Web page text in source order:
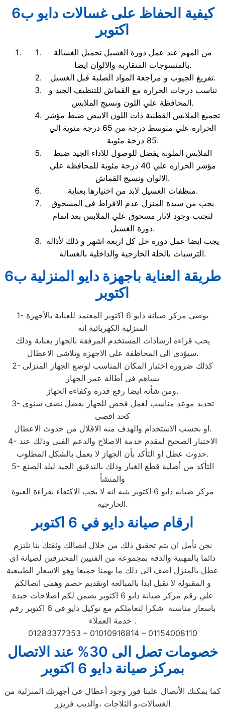
كيفية الحفاظ على غسالات دايو ب6
اكتوبر
من المهم عند عمل دورة الغسيل تحميل الغسالة
بالمنسوجات المتقاربة والالوان ايضا.
تفريغ الجيوب و مراجعة المواد الصلبة فبل الغسيل.
تناسب درجات الحرارة مع القماش للتنظيف الجيد و
المحافظة علي اللون ونسيج الملابس.
تجميع الملابس القطنية ذات اللون الابيض ضبط مؤشر
الحرارة علي متوسط درجة من 65 درجة مئوية الي
85 درحة مئوية.
الملابس الملونة يفضل للوصول للاداء الجيد ضبط
مؤشر الحرارة علي 40 درجة مئوية للمحافظة علي
الالوان ونسيج القماش.
منظفات الغسيل لابد من اختيارها بعناية.
يجب من سيدة المنزل عدم الافراط في المسحوق
لتجنب وجود لاثار مسحوق علي الملابس بعد اتمام
دورة الغسيل.
يجب ايضا عمل دورة خل كل اربعة اشهر و ذلك لأذالة
الترسبات بالحلة الخارجية والداخلية بالغسالة.
طريقة العناية باجهزة دايو المنزلية ب6
اكتوبر
1- يوصى مركز صيانه دايو 6 اكتوبر المعتمد للعناية بالأجهزة
المنزلية الكهربائية انه
يجب قراءة ارشادات المستخدم المرفقة بالجهاز بعناية وذلك
سيؤدى الى المحاظفة على الاجهزة وتلاشى الاعطال.
2- كذلك ضرورة اختيار المكان المناسب لوضع الجهاز المنزلى
يساهم فى أطالة عمر الجهاز
ومن شأنه ايضا رفع قدرة وكفاءة الجهاز.
3- تحديد موعد مناسب لعمل فحص للجهاز يفضل نصف سنوى
كحد اقصى
او بحسب الاستخدام والهدف منه الاقلال من حدوث الاعطال.
4- الاختيار الصحيح لمقدم خدمة الاصلاح والدعم الفنى وذلك عند
حدوث عطل او التأكد بأن الجهاز لا يعمل بالشكل المطلوب.
5- التأكد من أصلية قطع الغيار وذلك بالتدقيق الجيد لبلد الصنع
والمنشأ
مركز صيانه دايو 6 اكتوبر ينبه انه لا يجب الاكتفاء بقراءة العبوة
الخارجية.
ارقام صيانة دايو في 6 اكتوبر
نحن نأمل ان يتم تحقيق ذلك من خلال اتصالك وثقتك بنا نلتزم
دائما بالمهنية والدقة بمجموعة من الفنيين المحترفين لصيانة اى
عطل بالمنزل اضف الى ذلك ما يهمنا جميعا وهو الاسعار الطبيعية
و المقبولة لا نقبل ابدا بالمبالغة اوتقديم خصم وهمى اتصالكم
علي رقم مركز صيانة دايو 6 اكتوبر يضمن لكم اصلاحات جيدة
باسعار مناسبة شكرا لتعاملكم مع توكيل دايو في 6 اكتوبر رقم
خدمة العملاء .
01283377353 – 01010916814 – 01154008110
خصومات تصل الى 30% عند الاتصال
بمركز صيانة دايو 6 اكتوبر
كما يمكنك الأتصال علينا فور وجود أعطال في أجهزتك المنزلية من
الغسالات،و الثلاجات ،والديب فريزر